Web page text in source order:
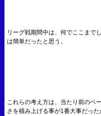
リーグ戦期間中は、何でここまで
は簡単だったと思う。
これらの考え方は、当たり前のベ
さを積み上げる事が1番大事だった